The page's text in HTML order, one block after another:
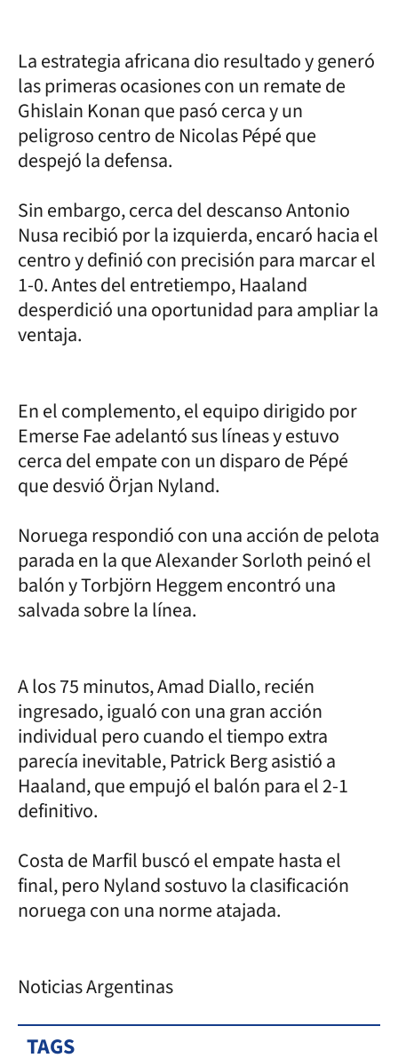
La estrategia africana dio resultado y generó
las primeras ocasiones con un remate de
Ghislain Konan que pasó cerca y un
peligroso centro de Nicolas Pépé que
despejó la defensa.
Sin embargo, cerca del descanso Antonio
Nusa recibió por la izquierda, encaró hacia el
centro y definió con precisión para marcar el
1-0. Antes del entretiempo, Haaland
desperdició una oportunidad para ampliar la
ventaja.
En el complemento, el equipo dirigido por
Emerse Fae adelantó sus líneas y estuvo
cerca del empate con un disparo de Pépé
que desvió Örjan Nyland.
Noruega respondió con una acción de pelota
parada en la que Alexander Sorloth peinó el
balón y Torbjörn Heggem encontró una
salvada sobre la línea.
A los 75 minutos, Amad Diallo, recién
ingresado, igualó con una gran acción
individual pero cuando el tiempo extra
parecía inevitable, Patrick Berg asistió a
Haaland, que empujó el balón para el 2-1
definitivo.
Costa de Marfil buscó el empate hasta el
final, pero Nyland sostuvo la clasificación
noruega con una norme atajada.
Noticias Argentinas
TAGS